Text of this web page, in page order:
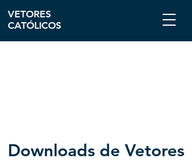
Downloads de Vetores
VETORES
CATÓLICOS